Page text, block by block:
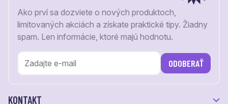
Ako prví sa dozviete o nových produktoch,
limitovaných akciách a získate praktické tipy. Žiadny
spam. Len informácie, ktoré majú hodnotu.
ODOBERAŤ
KONTAKT